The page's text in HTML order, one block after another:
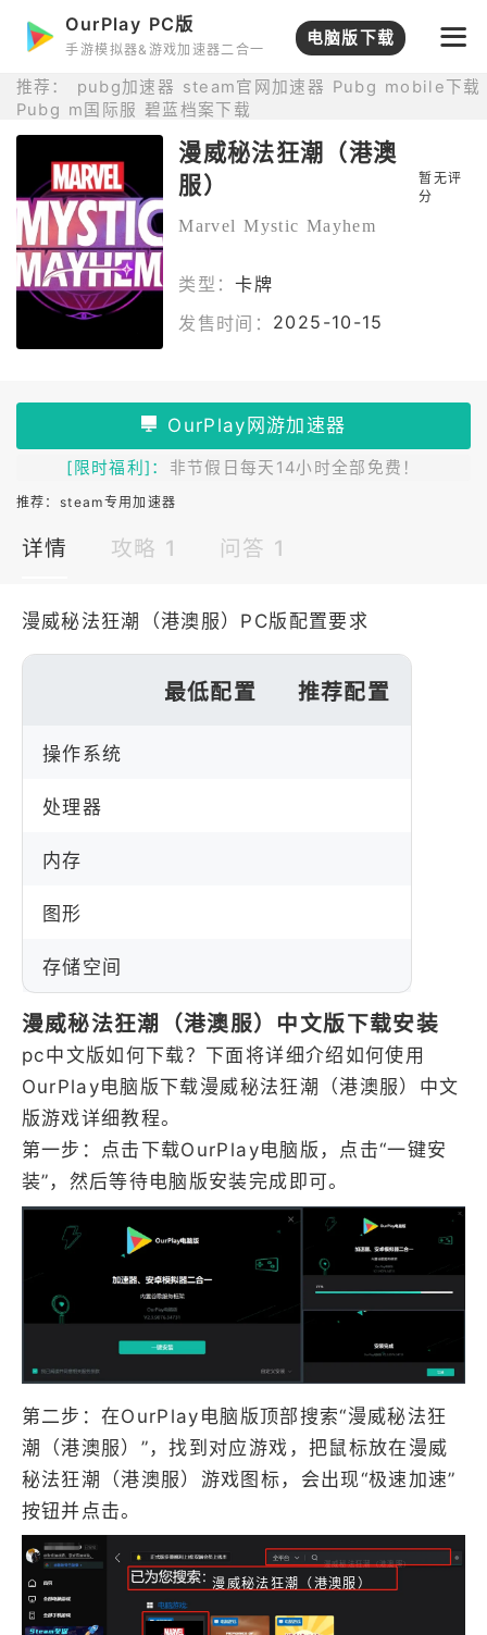
打开APP
推荐： pubg加速器 steam官网加速器 Pubg mobile下载
Pubg m国际服 碧蓝档案下载
OurPlay PC版
手游模拟器&游戏加速器二合一
电脑版下载
漫威秘法狂潮（港澳
服）
Marvel Mystic Mayhem
暂无评
分
类型：卡牌
发售时间： 2025-10-15
[限时福利]： 非节假日每天14小时全部免费！
推荐： steam专用加速器
详情 攻略 1 问答 1
漫威秘法狂潮（港澳服）PC版配置要求
最低配置 推荐配置
操作系统
处理器
内存
图形
存储空间
漫威秘法狂潮（港澳服）中文版下载安装
pc中文版如何下载？下面将详细介绍如何使用
OurPlay电脑版下载漫威秘法狂潮（港澳服）中文
版游戏详细教程。
第一步：点击下载OurPlay电脑版，点击“一键安
装”，然后等待电脑版安装完成即可。
第二步：在OurPlay电脑版顶部搜索“漫威秘法狂
潮（港澳服）”，找到对应游戏，把鼠标放在漫威
秘法狂潮（港澳服）游戏图标，会出现“极速加速”
按钮并点击。
漫威秘法狂潮（港澳服）
漫威秘法狂潮（港澳服）